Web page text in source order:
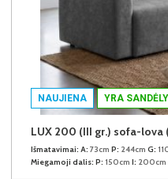
NAUJIENA YRA
LUX 200 (III gr.) sofa-lova
Išmatavimai: A: 73cm P: 244cm G:
Miegamoji dalis: P: 150cm I: 200cm